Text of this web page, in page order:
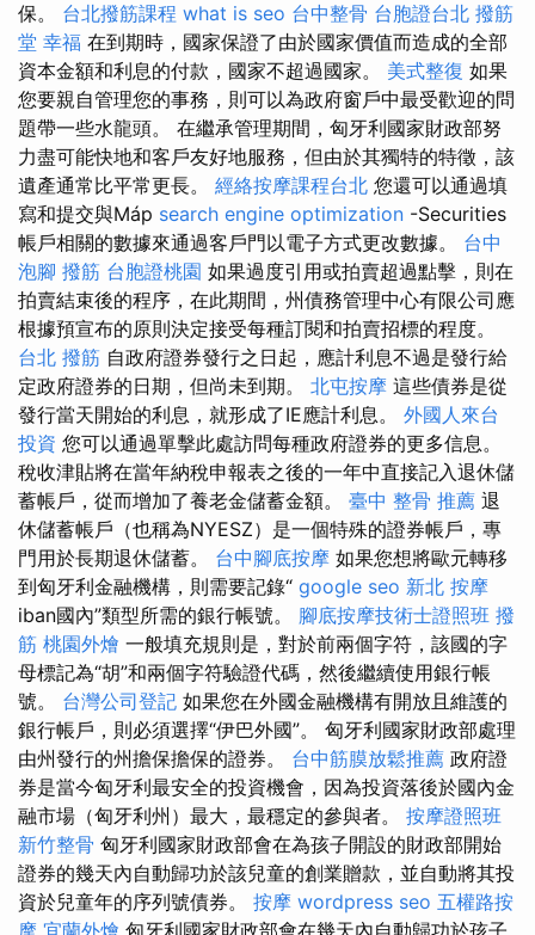
保。 台北撥筋課程 what is seo 台中整骨 台胞證台北 撥筋
堂 幸福 在到期時，國家保證了由於國家價值而造成的全部
資本金額和利息的付款，國家不超過國家。 美式整復 如果
您要親自管理您的事務，則可以為政府窗戶中最受歡迎的問
題帶一些水龍頭。 在繼承管理期間，匈牙利國家財政部努
力盡可能快地和客戶友好地服務，但由於其獨特的特徵，該
遺產通常比平常更長。 經絡按摩課程台北 您還可以通過填
寫和提交與Máp search engine optimization -Securities
帳戶相關的數據來通過客戶門以電子方式更改數據。 台中
泡腳 撥筋 台胞證桃園 如果過度引用或拍賣超過點擊，則在
拍賣結束後的程序，在此期間，州債務管理中心有限公司應
根據預宣布的原則決定接受每種訂閱和拍賣招標的程度。
台北 撥筋 自政府證券發行之日起，應計利息不過是發行給
定政府證券的日期，但尚未到期。 北屯按摩 這些債券是從
發行當天開始的利息，就形成了IE應計利息。 外國人來台
投資 您可以通過單擊此處訪問每種政府證券的更多信息。
稅收津貼將在當年納稅申報表之後的一年中直接記入退休儲
蓄帳戶，從而增加了養老金儲蓄金額。 臺中 整骨 推薦 退
休儲蓄帳戶（也稱為NYESZ）是一個特殊的證券帳戶，專
門用於長期退休儲蓄。 台中腳底按摩 如果您想將歐元轉移
到匈牙利金融機構，則需要記錄“ google seo 新北 按摩
iban國內”類型所需的銀行帳號。 腳底按摩技術士證照班 撥
筋 桃園外燴 一般填充規則是，對於前兩個字符，該國的字
母標記為“胡”和兩個字符驗證代碼，然後繼續使用銀行帳
號。 台灣公司登記 如果您在外國金融機構有開放且維護的
銀行帳戶，則必須選擇“伊巴外國”。 匈牙利國家財政部處理
由州發行的州擔保擔保的證券。 台中筋膜放鬆推薦 政府證
券是當今匈牙利最安全的投資機會，因為投資落後於國內金
融市場（匈牙利州）最大，最穩定的參與者。 按摩證照班
新竹整骨 匈牙利國家財政部會在為孩子開設的財政部開始
證券的幾天內自動歸功於該兒童的創業贈款，並自動將其投
資於兒童年的序列號債券。 按摩 wordpress seo 五權路按
摩 宜蘭外燴 匈牙利國家財政部會在幾天內自動歸功於孩子